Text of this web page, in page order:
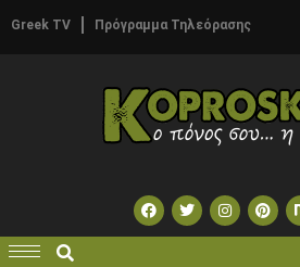
Greek TV Πρόγραμμα Τηλεόρασης